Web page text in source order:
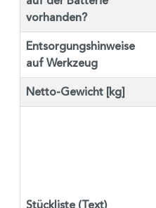
vorhanden?
Entsorgungshinweise
auf Werkzeug
Netto-Gewicht [kg]
Stückliste (Text)